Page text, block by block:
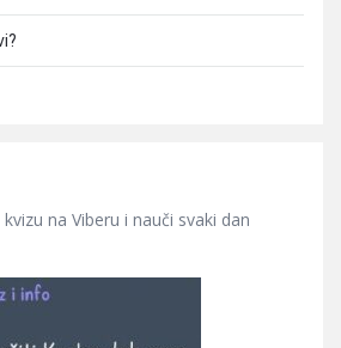
na Viberu i nauči svaki dan